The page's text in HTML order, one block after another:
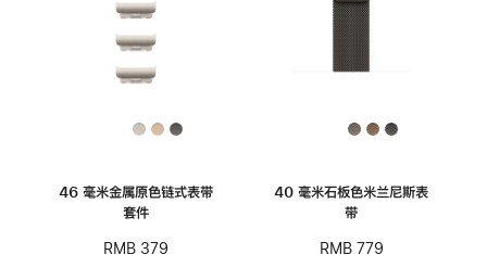
46 毫米金属原色链式表带
套件
RMB 379
40 毫米石板色米兰尼斯表
带
RMB 779